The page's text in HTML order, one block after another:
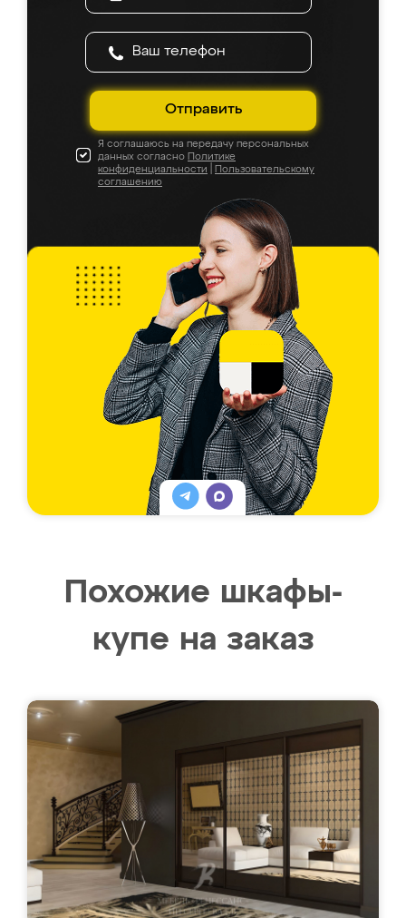
Отправить
Я соглашаюсь на передачу персональных
данных согласно Политике
конфиденциальности
Пользовательскому
соглашению
Похожие шкафы-
купе на заказ